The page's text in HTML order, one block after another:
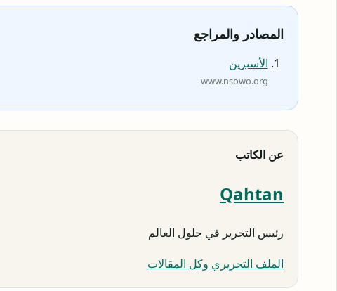
المصادر والمراجع
الأسبرين
www.nsowo.org
عن الكاتب
Qahtan
رئيس التحرير في حلول العالم
الملف التحريري وكل المقالات